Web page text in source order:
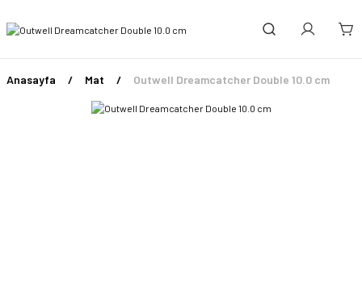
Anasayfa Mat Outwell Dreamcatcher Double 10.0 cm